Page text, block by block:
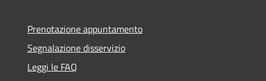
Prenotazione appuntamento
Segnalazione disservizio
Leggi le FAQ